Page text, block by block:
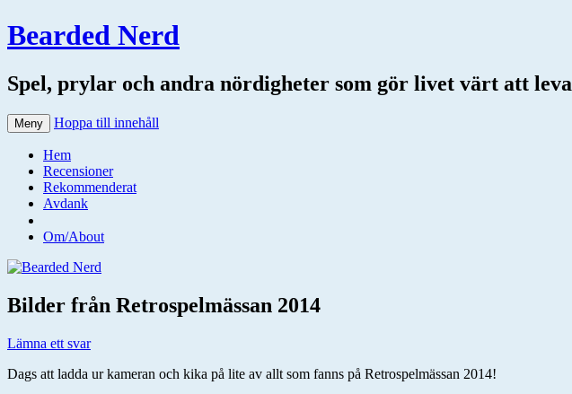
Bearded Nerd
Spel, prylar och andra nördigheter som gör livet värt att leva
Meny Hoppa till innehåll
Hem
Recensioner
Rekommenderat
Avdank
Om/About
Bilder från Retrospelmässan 2014
Lämna ett svar
Dags att ladda ur kameran och kika på lite av allt som fanns på Retrospelmässan 2014!